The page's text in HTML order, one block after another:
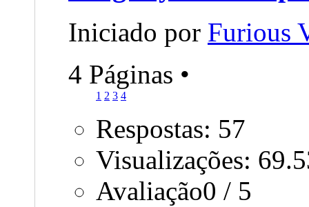
Iniciado por Furious
4 Páginas •
1 2 3 4
Respostas: 57
Visualizações:
Avaliação0 / 5